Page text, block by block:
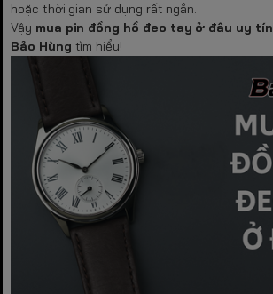
hoặc thời gian sử dụng rất ngắn.
Vậy mua pin đồng hồ đeo tay ở đâu uy tín
Bảo Hùng tìm hiểu!